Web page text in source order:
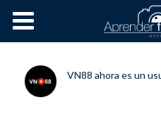
Cursos OnLine
VN88 ahora es un